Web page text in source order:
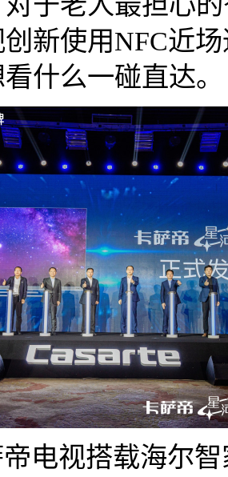
新使用NFC近
什么一碰直达。
视搭载海尔智